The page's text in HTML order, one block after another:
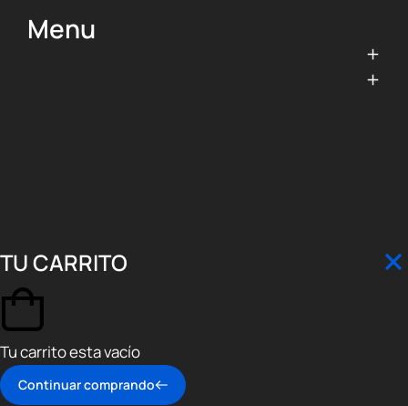
Menu
TU CARRITO
Tu carrito esta vacío
Continuar comprando